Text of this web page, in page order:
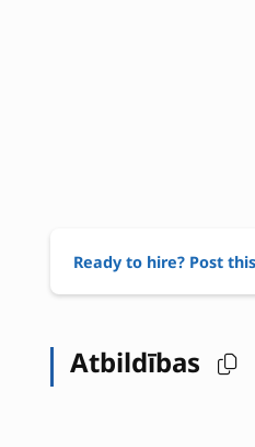
Ready to hire? Post
Atbildības